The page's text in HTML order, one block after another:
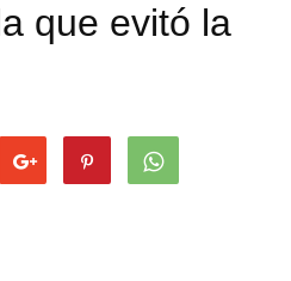
que evitó la